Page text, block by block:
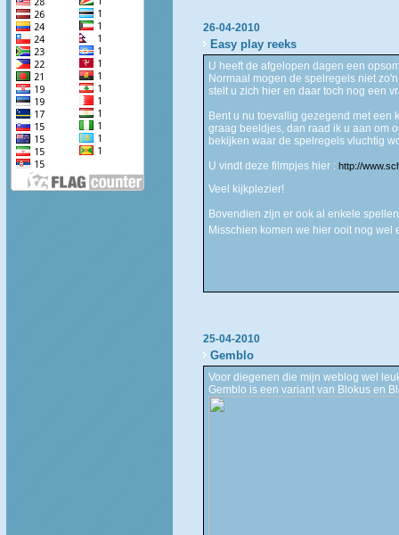
26-04-2010
Easy play reeks
U heeft de afgelopen dagen een
Normaal mogen de spelregels niet
stelt u zich hier en daar toch nog een
Bent u nu toevallig gezegend met een
graag beeldjes, dan raad ik u aan om
bekijken waar de spelregels vluchtig
U vindt deze filmpjes hier : http://
Veel kijkplezier!
Bovendien zijn er ook al enkele
Misschien komen we hier ooit nog
25-04-2010
Gemblo
Voor diegenen die mijn weblog wel
Gemblo is een variant van Blokus en